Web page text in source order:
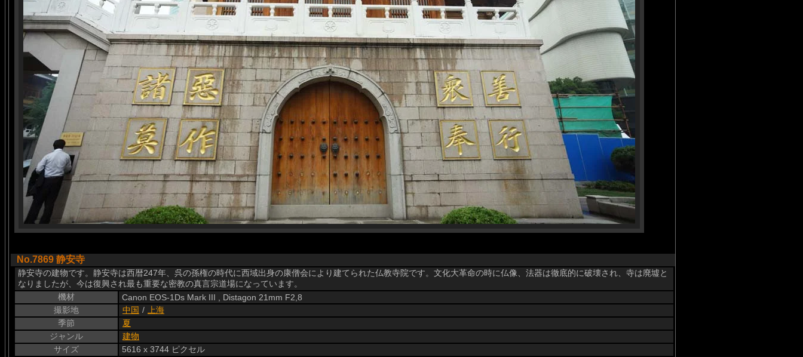
No.7869 静安寺
静安寺の建物です。静安寺は西暦247年、呉の孫権の時代に西域出身の康僧会により建てられた仏教寺院です。文化大革命の時に仏像、法器は徹底的に破壊され、寺は廃墟と
なりましたが、今は復興され最も重要な密教の真言宗道場になっています。
機材
Canon EOS-1Ds Mark III , Distagon 21mm F2,8
撮影地
中国 /
上海
季節
夏
ジャンル
建物
サイズ
5616 x 3744 ピクセル